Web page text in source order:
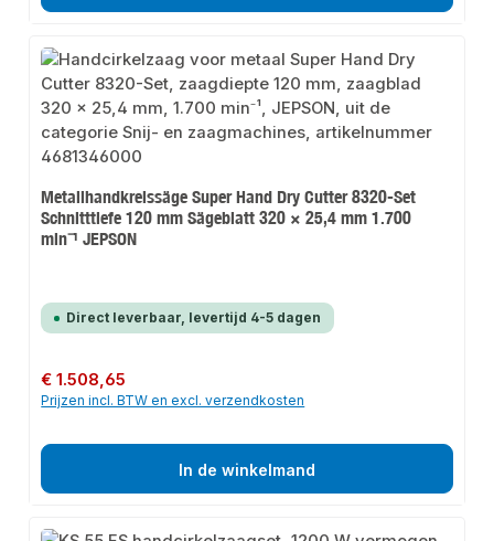
Metallhandkreissäge Super Hand Dry Cutter 8320-Set
Schnitttiefe 120 mm Sägeblatt 320 × 25,4 mm 1.700
min⁻¹ JEPSON
Direct leverbaar, levertijd 4-5 dagen
Normale prijs:
€ 1.508,65
Prijzen incl. BTW en excl. verzendkosten
In de winkelmand